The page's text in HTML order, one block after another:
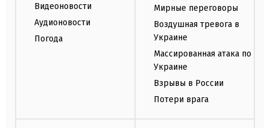
Видеоновости
Аудионовости
Погода
Мирные переговоры
Воздушная тревога в
Украине
Массированная атака по
Украине
Взрывы в России
Потери врага